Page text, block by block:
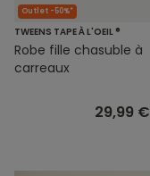
Outlet -50%*
TWEENS TAPE À L'OEIL ®
Robe fille chasuble à
carreaux
29,99 €